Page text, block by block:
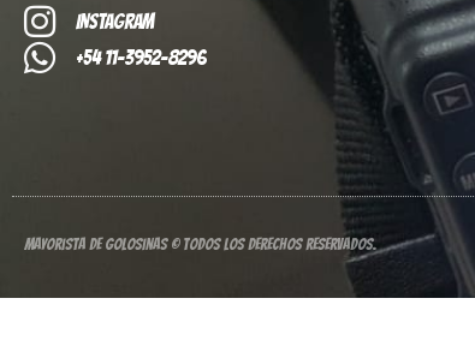
Instagram
+54 11-3952-8296
Mayorista de Golosinas © Todos los derechos reservados.